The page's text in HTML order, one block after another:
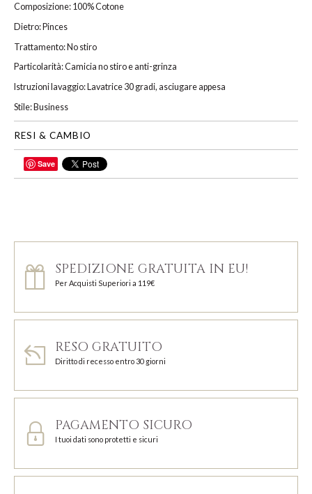
Composizione: 100% Cotone
Dietro: Pinces
Trattamento: No stiro
Particolarità: Camicia no stiro e anti-grinza
Istruzioni lavaggio: Lavatrice 30 gradi, asciugare appesa
Stile: Business
RESI & CAMBIO
CONDIVIDI
Save
SPEDIZIONE GRATUITA IN EU!
Per Acquisti Superiori a 119€
RESO GRATUITO
Diritto di recesso entro 30 giorni
PAGAMENTO SICURO
I tuoi dati sono protetti e sicuri